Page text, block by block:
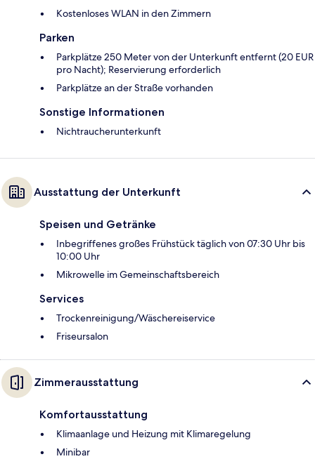
Kostenloses WLAN in den Zimmern
Parken
Parkplätze 250 Meter von der Unterkunft entfernt (20 EUR
pro Nacht); Reservierung erforderlich
Parkplätze an der Straße vorhanden
Sonstige Informationen
Nichtraucherunterkunft
Ausstattung der Unterkunft
Speisen und Getränke
Inbegriffenes großes Frühstück täglich von 07:30 Uhr bis
10:00 Uhr
Mikrowelle im Gemeinschaftsbereich
Services
Trockenreinigung/Wäschereiservice
Friseursalon
Zimmerausstattung
Komfortausstattung
Klimaanlage und Heizung mit Klimaregelung
Minibar